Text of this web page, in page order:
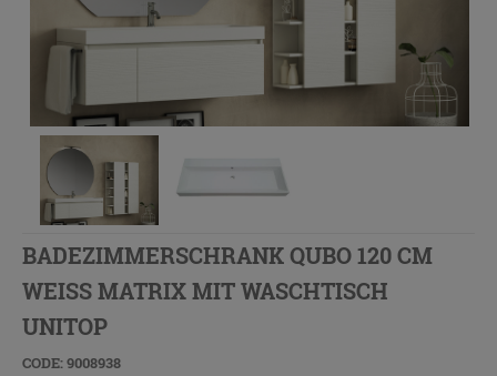
BADEZIMMERSCHRANK QUBO 120 CM
WEISS MATRIX MIT WASCHTISCH
UNITOP
CODE: 9008938